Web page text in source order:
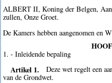
ALBERT II, Koning der Belgen,
zullen, Onze Groet.
De Kamers hebben aangenomen en
1. - Inleidende bepaling
Artikel 1.
Deze wet regelt een
van de Grondwet.